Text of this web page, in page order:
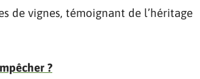
de vignes, témoignant de l’héritage
?